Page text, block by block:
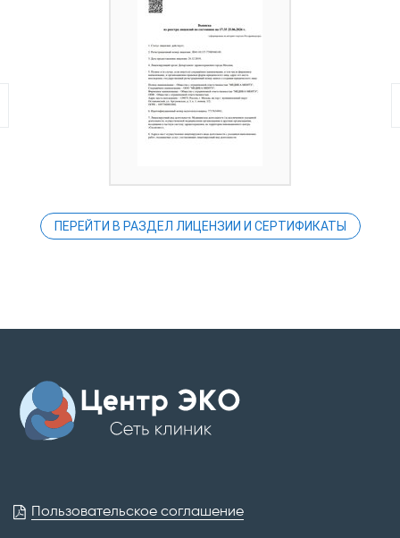
ПЕРЕЙТИ В РАЗДЕЛ ЛИЦЕНЗИИ И СЕРТИФИКАТЫ
Пользовательское соглашение